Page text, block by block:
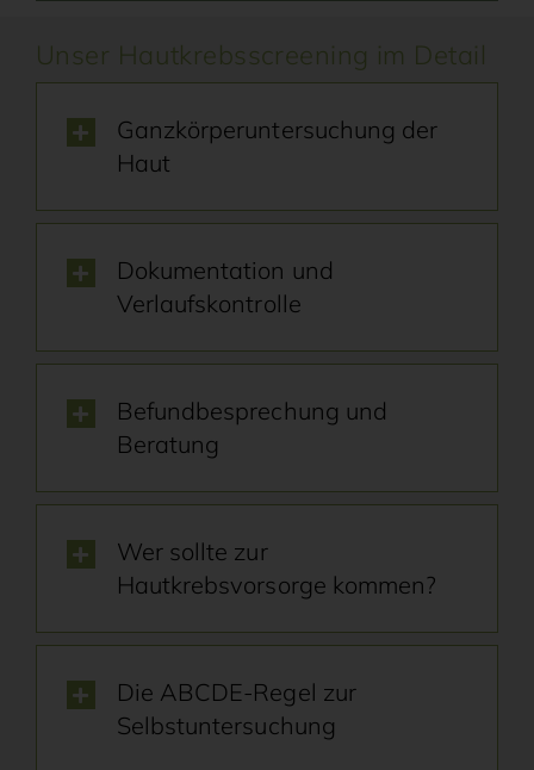
Unser Hautkrebsscreening im Detail
Ganzkörperunter­suchung der
Haut
Dokumentation und
Verlaufskontrolle
Befundbesprechung und
Beratung
Wer sollte zur
Hautkrebsvorsorge kommen?
Die ABCDE-Regel zur
Selbstuntersuchung